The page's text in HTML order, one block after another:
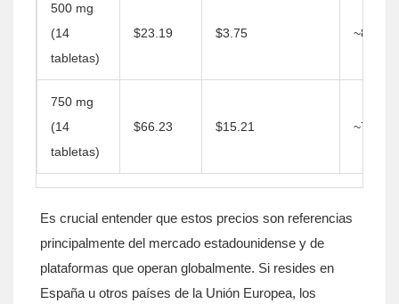
500 mg
(14
tabletas)
$23.19 $3.75 ~84%
750 mg
(14
tabletas)
$66.23 $15.21 ~77%
Es crucial entender que estos precios son referencias
principalmente del mercado estadounidense y de
plataformas que operan globalmente. Si resides en
España u otros países de la Unión Europea, los